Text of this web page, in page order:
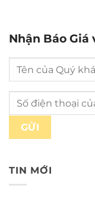
Nhận Báo Giá
TIN MỚI